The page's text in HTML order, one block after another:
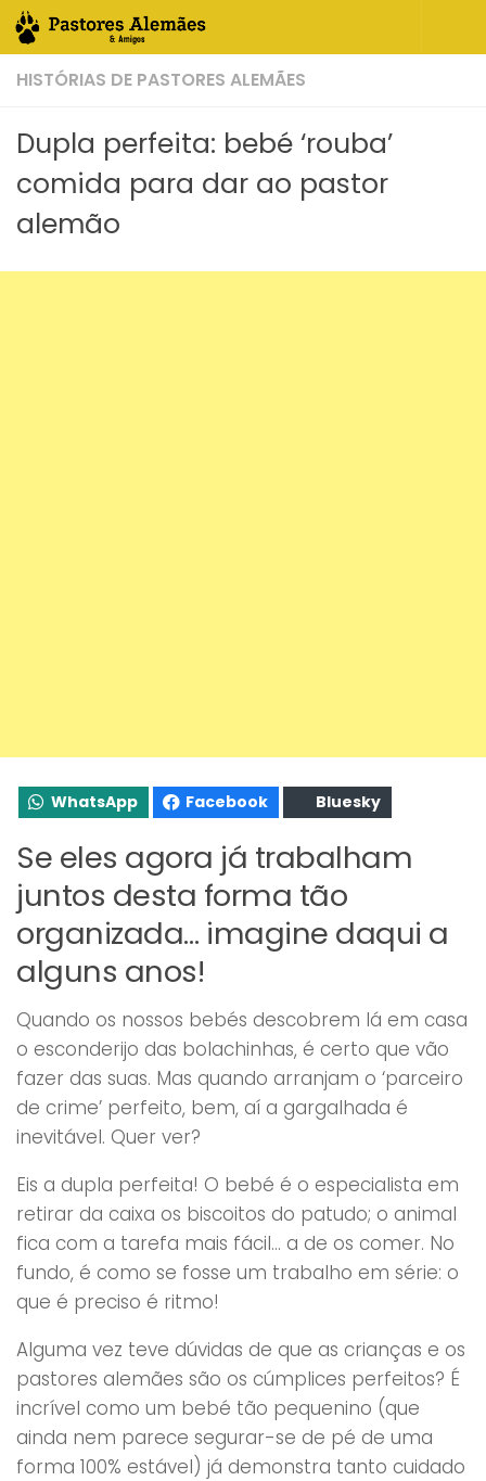
Skip to content
HISTÓRIAS DE PASTORES ALEMÃES
Dupla perfeita: bebé ‘rouba’
comida para dar ao pastor
alemão
WhatsApp Facebook Bluesky
Se eles agora já trabalham
juntos desta forma tão
organizada… imagine daqui a
alguns anos!
Quando os nossos bebés descobrem lá em casa
o esconderijo das bolachinhas, é certo que vão
fazer das suas. Mas quando arranjam o ‘parceiro
de crime’ perfeito, bem, aí a gargalhada é
inevitável. Quer ver?
Eis a dupla perfeita! O bebé é o especialista em
retirar da caixa os biscoitos do patudo; o animal
fica com a tarefa mais fácil… a de os comer. No
fundo, é como se fosse um trabalho em série: o
que é preciso é ritmo!
Alguma vez teve dúvidas de que as crianças e os
pastores alemães são os cúmplices perfeitos? É
incrível como um bebé tão pequenino (que
ainda nem parece segurar-se de pé de uma
forma 100% estável) já demonstra tanto cuidado